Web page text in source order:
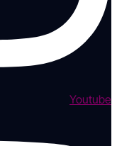
Youtube